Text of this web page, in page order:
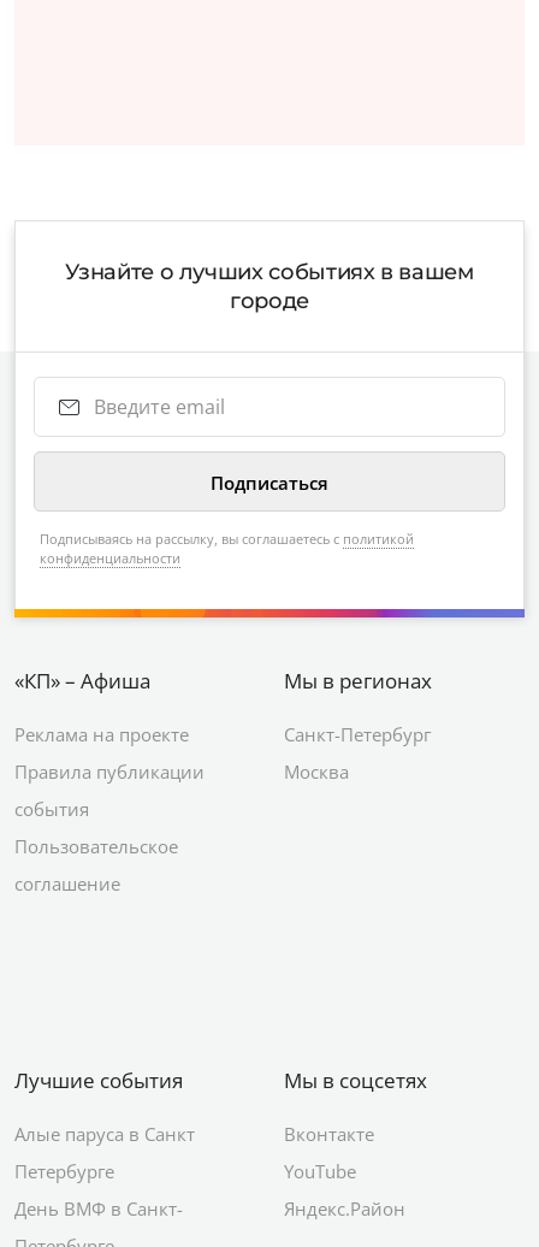
Узнайте о лучших событиях в вашем
городе
Подписываясь на рассылку, вы соглашаетесь с политикой
конфиденциальности
«КП» – Афиша
Реклама на проекте
Правила публикации
события
Пользовательское
соглашение
Мы в регионах
Санкт-Петербург
Москва
Лучшие события
Алые паруса в Санкт
Петербурге
День ВМФ в Санкт-
Мы в соцсетях
Вконтакте
YouTube
Яндекс.Район